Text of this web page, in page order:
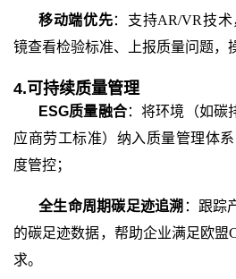
移动端优先：支持AR/VR技
镜查看检验标准、上报质量问题，
4.可持续质量管理
ESG质量融合：将环境（如碳
应商劳工标准）纳入质量管理体
度管控；
全生命周期碳足迹追溯 ：跟踪
的碳足迹数据，帮助企业满足欧盟
求。